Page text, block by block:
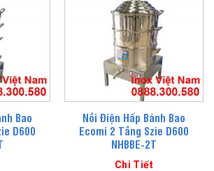
Bao
D600
Nồi Điện Hấp Bánh Bao
Ecomi 2 Tầng Szie D600
NHBBE-2T
Chi Tiết